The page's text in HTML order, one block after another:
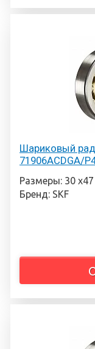
Шариковый
71906ACDGA/
Размеры: 30 х47
Бренд: SKF